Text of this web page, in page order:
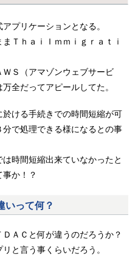
プリケーションとなる。
ＴｈａｉＩｍｍｉｇｒａｔｉ
Ｓ（アマゾンウェブサービ
全だってアピールしてた。
ける手続きでの時間短縮が可
で処理できる様になるとの事
時間短縮出来ていなかったと
か！？
いって何？
ＡＣと何が違うのだろうか？
と言う事くらいだろう。